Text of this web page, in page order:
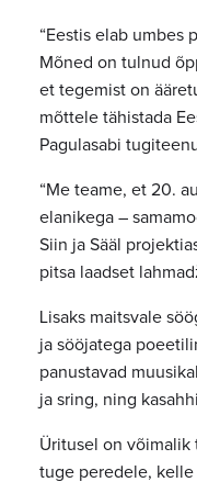
“Eestis elab umbes
Mõned on tulnud
et tegemist on
mõttele tähistada
Pagulasabi
“Me teame, et 20.
elanikega –
Siin ja Sääl
pitsa laadset
Lisaks maitsvale
ja sööjatega
panustavad
ja sring, ning
Üritusel on võimalik
tuge peredele, kelle